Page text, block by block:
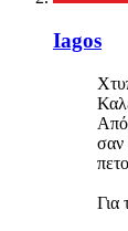
Iagos
Από
σαν
Για